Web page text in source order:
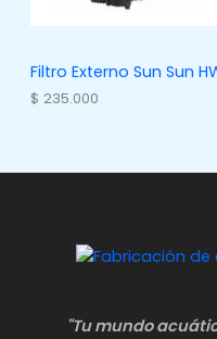
Filtro Externo Sun Sun
$ 235.000
"Tu mundo